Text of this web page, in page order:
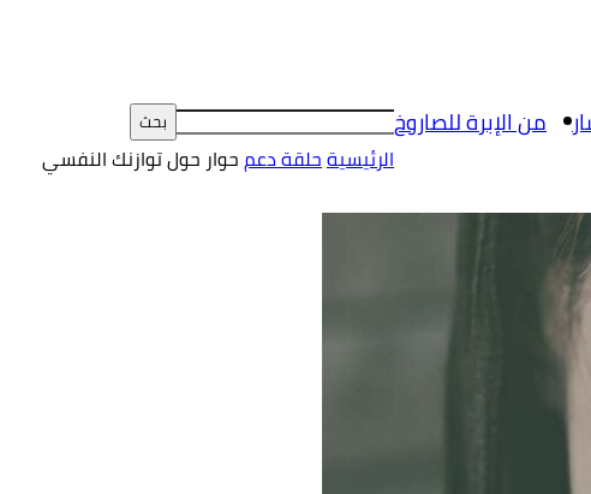
من الإبرة للصاروخ
الرئيسيةحلقة دعمحوار حول توازنك النفسي